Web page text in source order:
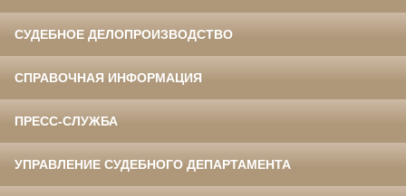
СУДЕБНОЕ ДЕЛОПРОИЗВОДСТВО
СПРАВОЧНАЯ ИНФОРМАЦИЯ
ПРЕСС-СЛУЖБА
УПРАВЛЕНИЕ СУДЕБНОГО ДЕПАРТАМЕНТА